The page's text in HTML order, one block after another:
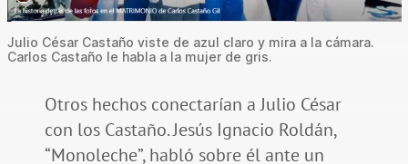
Julio César Castaño viste de azul claro y mira a la cámara.
Carlos Castaño le habla a la mujer de gris.
Otros hechos conectarían a Julio César
con los Castaño. Jesús Ignacio Roldán,
“Monoleche”, habló sobre él ante un